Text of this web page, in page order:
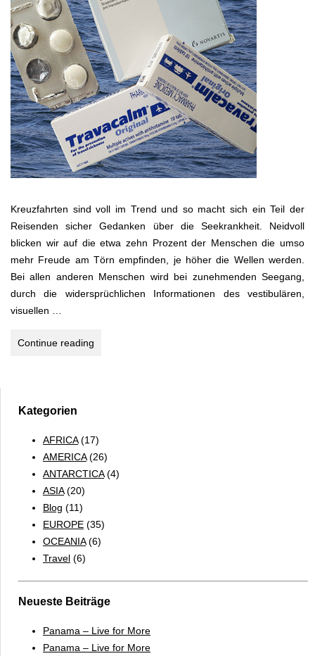
Kreuzfahrten sind voll im Trend und so macht sich ein Teil der
Reisenden sicher Gedanken über die Seekrankheit. Neidvoll
blicken wir auf die etwa zehn Prozent der Menschen die umso
mehr Freude am Törn empfinden, je höher die Wellen werden.
Bei allen anderen Menschen wird bei zunehmenden Seegang,
durch die widersprüchlichen Informationen des vestibulären,
visuellen …
Continue reading
oder
gegen
die
Kategorien
AFRICA(17)
AMERICA(26)
ANTARCTICA(4)
ASIA(20)
Blog (11)
EUROPE (35)
OCEANIA(6)
Travel (6)
Neueste Beiträge
Panama – Live for More
Panama – Live for More